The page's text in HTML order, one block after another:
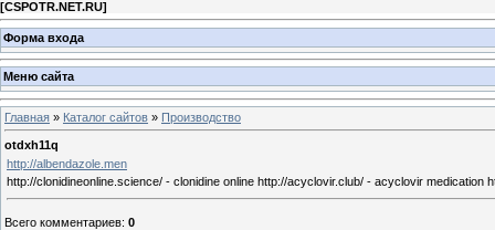
[CSPOTR.NET.RU]
Форма входа
Меню сайта
Главная » Каталог сайтов » Производство
otdxh11q
http://albendazole.men
http://clonidineonline.science/ - clonidine online http://acyclovir.club/ - acyclovir medication
Всего комментариев: 0